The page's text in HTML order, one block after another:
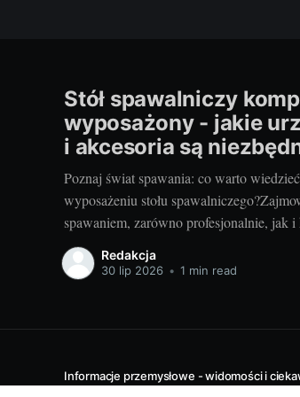
Stół spawalniczy
wyposażony - jakie
i akcesoria są
Poznaj świat spawania: co warto
wyposażeniu stołu
spawaniem, zarówno profesjonalnie, jak i
wymaga odpowiedniego wyposażenia stołu
spawalniczego. Wybór odpowiednich
niezbędna dla utrzymania jak najwyższej
Redakcja
30 lip 2026 • 1 min read
Informacje przemysłowe - widomości i